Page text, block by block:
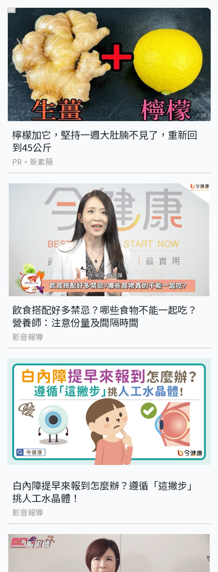
PR
檸檬加它，堅持一週大肚腩不見了，重新回
到45公斤
PR・新素簡
飲食搭配好多禁忌？哪些食物不能一起吃？
營養師：注意份量及間隔時間
影音報導
白內障提早來報到怎麼辦？遵循「這撇步」
挑人工水晶體！
影音報導